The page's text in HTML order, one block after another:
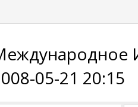
05-21 20:15